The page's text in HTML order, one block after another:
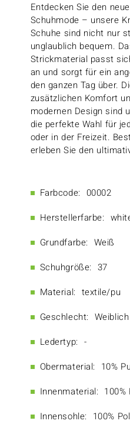
Entdecken Sie den
Schuhmode – unsere
Schuhe sind nicht nur
unglaublich bequem.
Strickmaterial passt
an und sorgt für ein
den ganzen Tag über.
zusätzlichen Komfort
modernen Design sind
die perfekte Wahl für
oder in der Freizeit.
erleben Sie den
Farbcode: 00002
Herstellerfarbe:
Grundfarbe: Weiß
Schuhgröße: 37
Material: textile/pu
Geschlecht: Weiblich
Ledertyp: -
Obermaterial: 10%
Innenmaterial:
Innensohle: 100%